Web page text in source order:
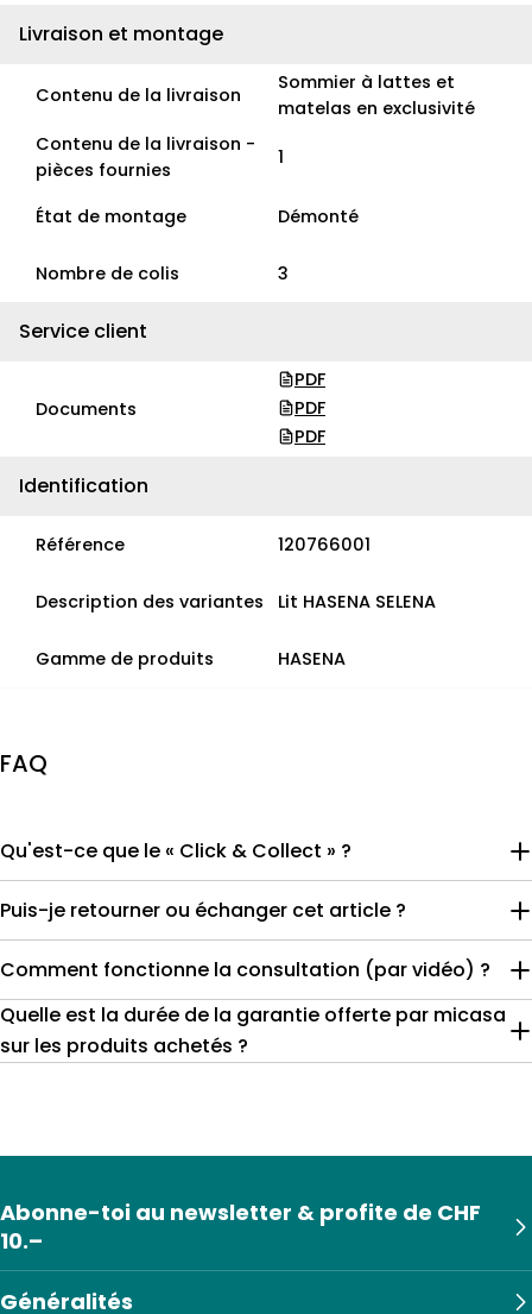
Livraison et montage
Contenu de la livraison
Sommier à lattes et
matelas en exclusivité
Contenu de la livraison -
pièces fournies
1
État de montage Démonté
Nombre de colis 3
Service client
Documents
PDF
PDF
PDF
Identification
Référence 120766001
Description des variantes Lit HASENA SELENA
Gamme de produits HASENA
FAQ
Qu'est-ce que le « Click & Collect » ?
Puis-je retourner ou échanger cet article ?
Comment fonctionne la consultation (par vidéo) ?
Quelle est la durée de la garantie offerte par micasa
sur les produits achetés ?
Généralités
Abonne-toi au newsletter & profite de CHF
10.–